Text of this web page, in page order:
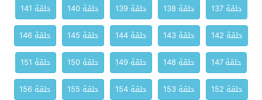
حلقة 137
حلقة 138 حلقة 139 حلقة 140
حلقة 141
حلقة 142
حلقة 143 حلقة 144 حلقة 145
حلقة 146
حلقة 147
حلقة 148 حلقة 149 حلقة 150
حلقة 151
حلقة 152
حلقة 153 حلقة 154 حلقة 155 حلقة 156